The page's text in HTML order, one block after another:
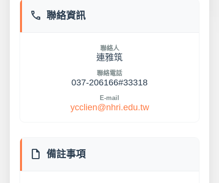
phone 聯絡資訊
聯絡人
連雅筑
聯絡電話
037-206166#33318
E-mail
ycclien@nhri.edu.tw
note 備註事項